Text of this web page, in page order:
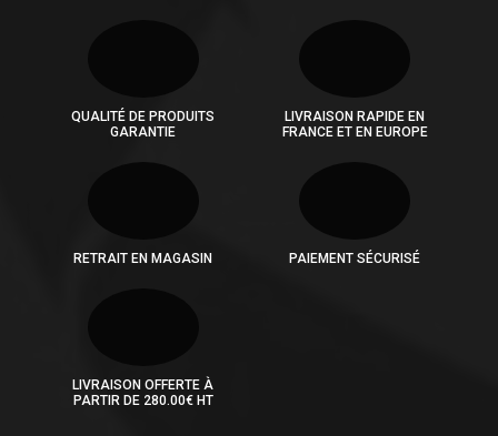
QUALITÉ DE PRODUITS
GARANTIE
LIVRAISON RAPIDE EN
FRANCE ET EN EUROPE
RETRAIT EN MAGASIN PAIEMENT SÉCURISÉ
LIVRAISON OFFERTE À
PARTIR DE 280.00€ HT